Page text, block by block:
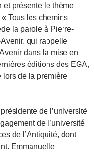
et présente le thème
Tous les chemins
la parole à Pierre-
qui rappelle
dans la mise en
éditions des EGA,
lors de la première
de l’université
de l’université
de l’Antiquité, dont
Emmanuelle